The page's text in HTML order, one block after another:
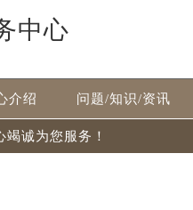
中心
介绍 问题/知识/资讯
诚为您服务！